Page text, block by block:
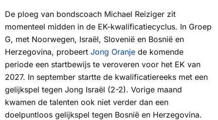
De ploeg van bondscoach Michael Reiziger zit
momenteel midden in de EK-kwalificatiecyclus. In Groep
G, met Noorwegen, Israël, Slovenië en Bosnië en
Herzegovina, probeert Jong Oranje de komende
periode een startbewijs te veroveren voor het EK van
2027. In september startte de kwalificatiereeks met een
gelijkspel tegen Jong Israël (2-2). Vorige maand
kwamen de talenten ook niet verder dan een
doelpuntloos gelijkspel tegen Bosnië en Herzegovina.